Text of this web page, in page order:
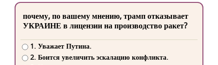
почему, по вашему мнению, трамп отказывает
УКРАИНЕ в лицензии на производство ракет?
1. Уважает Путина.
2. Боится увеличить эскалацию конфликта.